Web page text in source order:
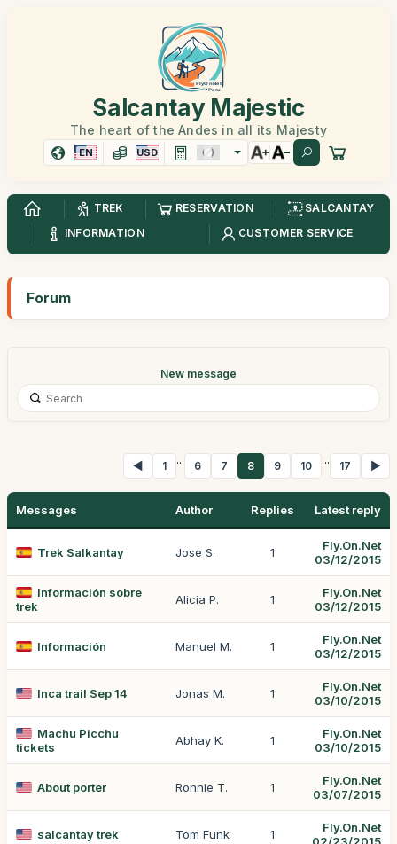
Salcantay Majestic
The heart of the Andes in all its Majesty
EN USD
TREK RESERVATION
SALCANTAY
INFORMATION
CUSTOMER SERVICE
Forum
New message
◀ 1 ... 6 7 8 9 10 ... 17 ▶
Messages Author Replies Latest reply
Trek Salkantay Jose S. 1
Fly.On.Net
03/12/2015
Información sobre
trek
Alicia P. 1
Fly.On.Net
03/12/2015
Información Manuel M. 1
Fly.On.Net
03/12/2015
Inca trail Sep 14 Jonas M. 1
Fly.On.Net
03/10/2015
Machu Picchu
tickets
Abhay K. 1
Fly.On.Net
03/10/2015
About porter Ronnie T. 1
Fly.On.Net
03/07/2015
salcantay trek Tom Funk 1
Fly.On.Net